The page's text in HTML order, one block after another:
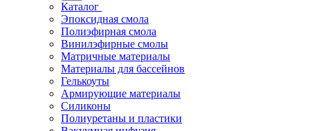
Каталог
Эпоксидная смола
Полиэфирная смола
Винилэфирные смолы
Матричные материалы
Материалы для бассейнов
Гелькоуты
Армирующие материалы
Силиконы
Полиуретаны и пластики